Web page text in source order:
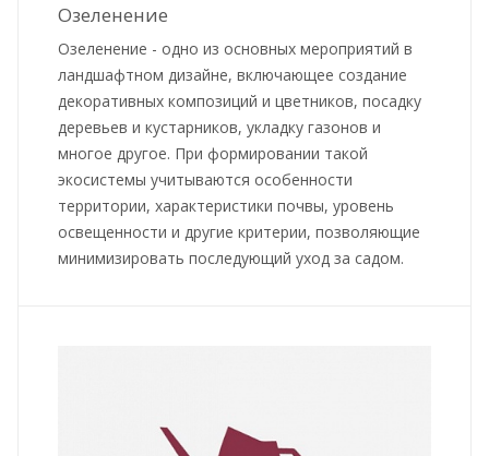
Озеленение
Озеленение - одно из основных мероприятий в
ландшафтном дизайне, включающее создание
декоративных композиций и цветников, посадку
деревьев и кустарников, укладку газонов и
многое другое. При формировании такой
экосистемы учитываются особенности
территории, характеристики почвы, уровень
освещенности и другие критерии, позволяющие
минимизировать последующий уход за садом.